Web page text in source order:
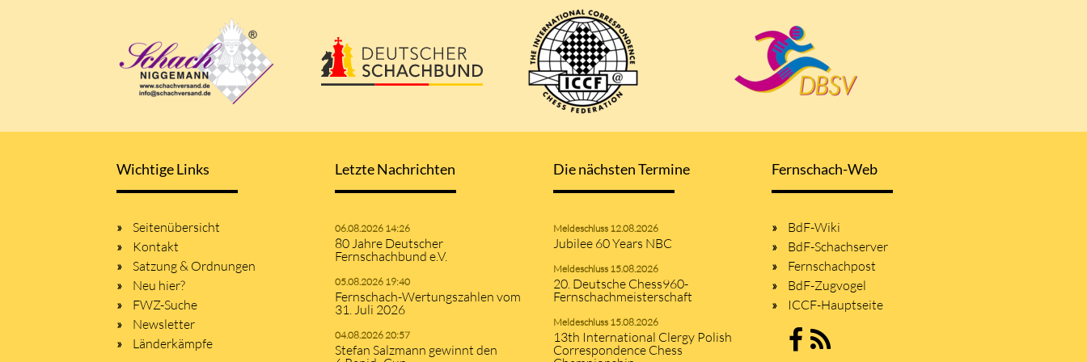
Wichtige Links
Seitenübersicht
Kontakt
Satzung & Ordnungen
Neu hier?
FWZ-Suche
Newsletter
Länderkämpfe
Letzte Nachrichten
06.08.2026 14:26
80 Jahre Deutscher
Fernschachbund e.V.
05.08.2026 19:40
Fernschach-Wertungszahlen vom
31. Juli 2026
04.08.2026 20:57
Stefan Salzmann gewinnt den
Die nächsten Termine
Meldeschluss 12.08.2026
Jubilee 60 Years NBC
Meldeschluss 15.08.2026
20. Deutsche Chess960-
Fernschachmeisterschaft
Meldeschluss 15.08.2026
13th International Clergy Polish
Correspondence Chess
Fernschach-Web
BdF-Wiki
BdF-Schachserver
Fernschachpost
BdF-Zugvogel
ICCF-Hauptseite